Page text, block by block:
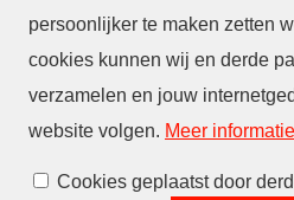
persoonlijker te maken zetten
cookies kunnen wij en derde
verzamelen en jouw
website volgen. Meer
Cookies geplaatst door
Cookies beheren